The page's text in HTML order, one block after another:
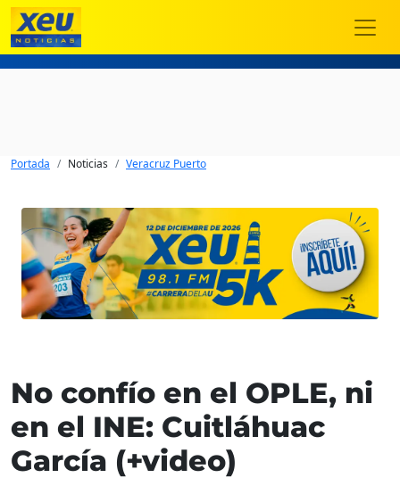
Portada Noticias Veracruz Puerto
No confío en el OPLE, ni
en el INE: Cuitláhuac
García (+video)